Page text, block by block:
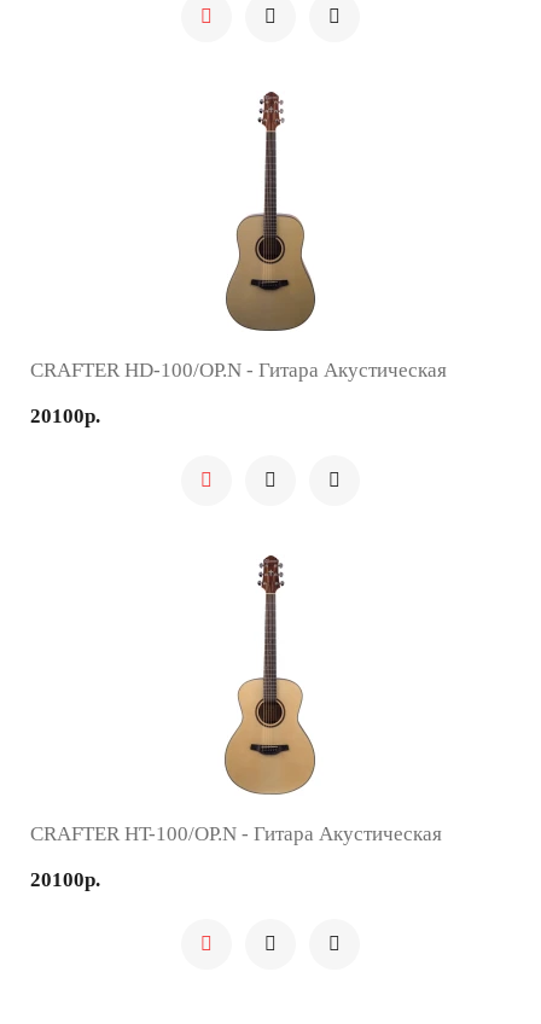
CRAFTER HD-100/OP.N - Гитара Акустическая
20100р.
CRAFTER HT-100/OP.N - Гитара Акустическая
20100р.